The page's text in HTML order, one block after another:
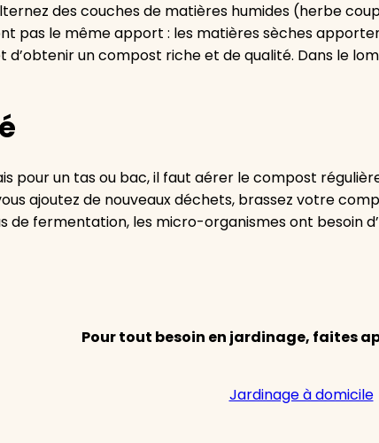
des couches de matières humides (herbe
pas le même apport : les matières sèches
un compost riche et de qualité. Dans le
pour un tas ou bac, il faut aérer le compost
ajoutez de nouveaux déchets, brassez votre
fermentation, les micro-organismes ont besoin
Pour tout besoin en jardinage, faites
Jardinage à domicile